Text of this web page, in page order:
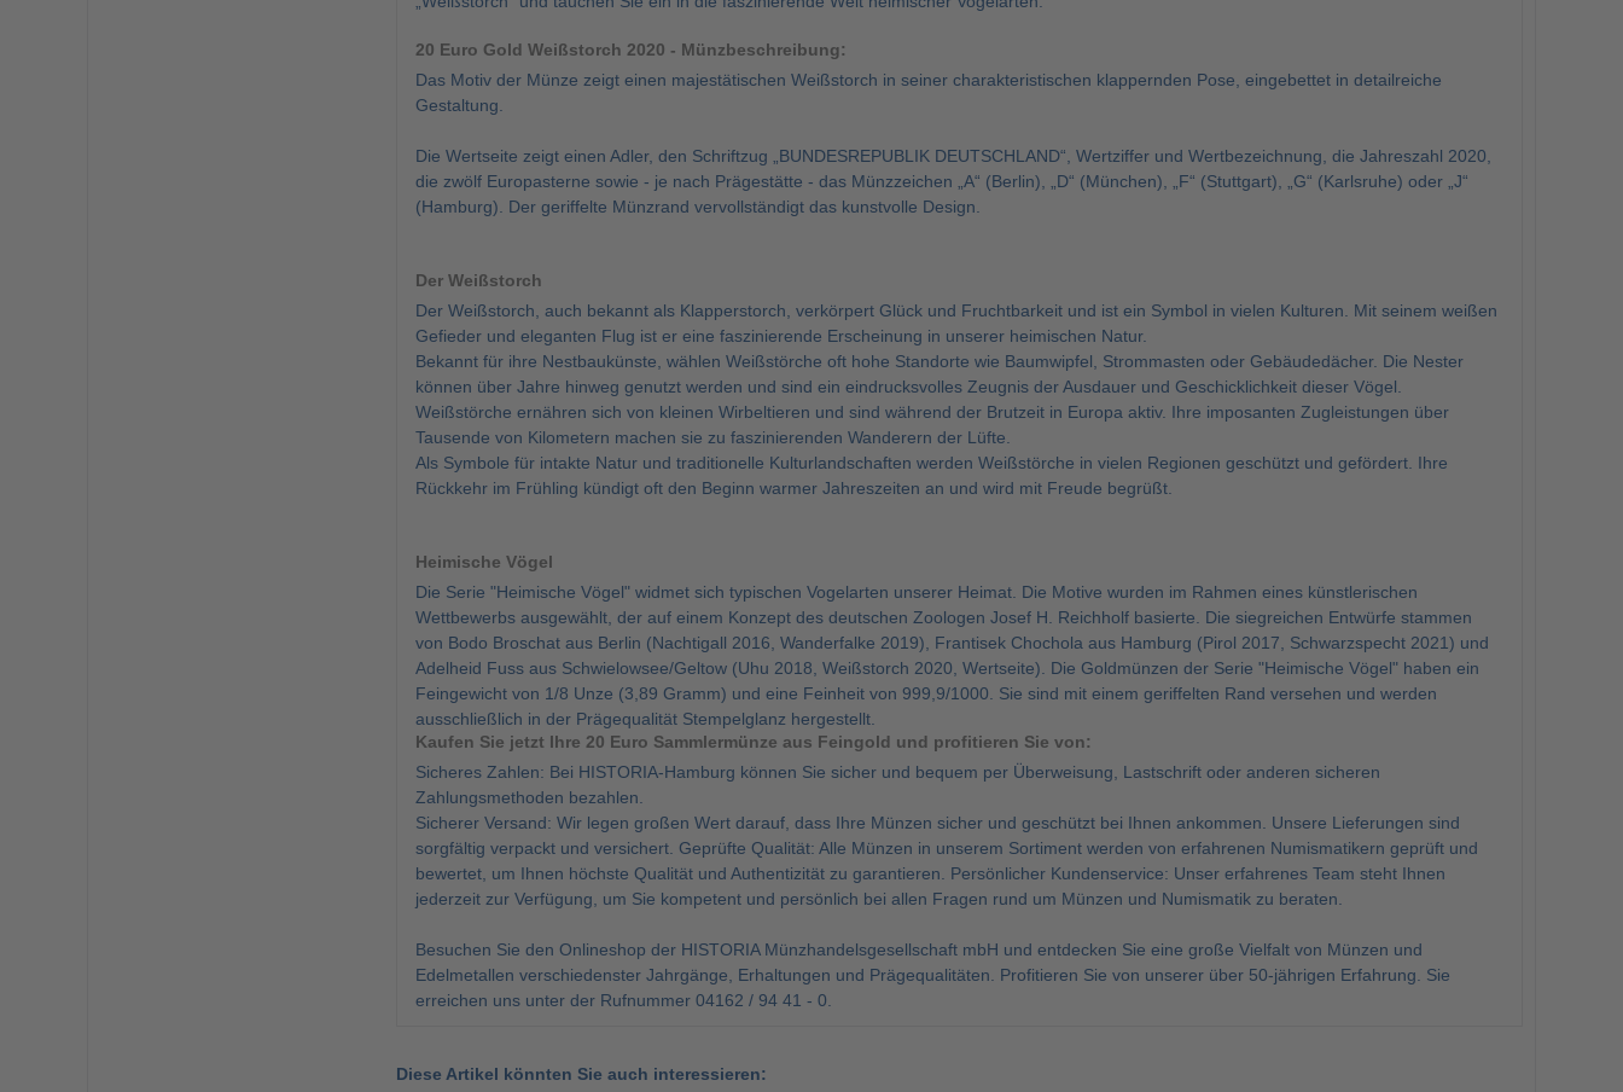
20 Euro Gold Weißstorch 2020 - Münzbeschreibung:
Das Motiv der Münze zeigt einen majestätischen Weißstorch in seiner charakteristischen klappernden Pose, eingebettet in detailreiche
Gestaltung.
Die Wertseite zeigt einen Adler, den Schriftzug „BUNDESREPUBLIK DEUTSCHLAND“, Wertziffer und Wertbezeichnung, die Jahreszahl 2020,
die zwölf Europasterne sowie - je nach Prägestätte - das Münzzeichen „A“ (Berlin), „D“ (München), „F“ (Stuttgart), „G“ (Karlsruhe) oder „J“
(Hamburg). Der geriffelte Münzrand vervollständigt das kunstvolle Design.
Der Weißstorch
Der Weißstorch, auch bekannt als Klapperstorch, verkörpert Glück und Fruchtbarkeit und ist ein Symbol in vielen Kulturen. Mit seinem weißen
Gefieder und eleganten Flug ist er eine faszinierende Erscheinung in unserer heimischen Natur.
Bekannt für ihre Nestbaukünste, wählen Weißstörche oft hohe Standorte wie Baumwipfel, Strommasten oder Gebäudedächer. Die Nester
können über Jahre hinweg genutzt werden und sind ein eindrucksvolles Zeugnis der Ausdauer und Geschicklichkeit dieser Vögel.
Weißstörche ernähren sich von kleinen Wirbeltieren und sind während der Brutzeit in Europa aktiv. Ihre imposanten Zugleistungen über
Tausende von Kilometern machen sie zu faszinierenden Wanderern der Lüfte.
Als Symbole für intakte Natur und traditionelle Kulturlandschaften werden Weißstörche in vielen Regionen geschützt und gefördert. Ihre
Rückkehr im Frühling kündigt oft den Beginn warmer Jahreszeiten an und wird mit Freude begrüßt.
Heimische Vögel
Die Serie "Heimische Vögel" widmet sich typischen Vogelarten unserer Heimat. Die Motive wurden im Rahmen eines künstlerischen
Wettbewerbs ausgewählt, der auf einem Konzept des deutschen Zoologen Josef H. Reichholf basierte. Die siegreichen Entwürfe stammen
von Bodo Broschat aus Berlin (Nachtigall 2016, Wanderfalke 2019), Frantisek Chochola aus Hamburg (Pirol 2017, Schwarzspecht 2021) und
Adelheid Fuss aus Schwielowsee/Geltow (Uhu 2018, Weißstorch 2020, Wertseite). Die Goldmünzen der Serie "Heimische Vögel" haben ein
Feingewicht von 1/8 Unze (3,89 Gramm) und eine Feinheit von 999,9/1000. Sie sind mit einem geriffelten Rand versehen und werden
ausschließlich in der Prägequalität Stempelglanz hergestellt.
Kaufen Sie jetzt Ihre 20 Euro Sammlermünze aus Feingold und profitieren Sie von:
Sicheres Zahlen: Bei HISTORIA-Hamburg können Sie sicher und bequem per Überweisung, Lastschrift oder anderen sicheren
Zahlungsmethoden bezahlen.
Sicherer Versand: Wir legen großen Wert darauf, dass Ihre Münzen sicher und geschützt bei Ihnen ankommen. Unsere Lieferungen sind
sorgfältig verpackt und versichert. Geprüfte Qualität: Alle Münzen in unserem Sortiment werden von erfahrenen Numismatikern geprüft und
bewertet, um Ihnen höchste Qualität und Authentizität zu garantieren. Persönlicher Kundenservice: Unser erfahrenes Team steht Ihnen
jederzeit zur Verfügung, um Sie kompetent und persönlich bei allen Fragen rund um Münzen und Numismatik zu beraten.
Besuchen Sie den Onlineshop der HISTORIA Münzhandelsgesellschaft mbH und entdecken Sie eine große Vielfalt von Münzen und
Edelmetallen verschiedenster Jahrgänge, Erhaltungen und Prägequalitäten. Profitieren Sie von unserer über 50-jährigen Erfahrung. Sie
erreichen uns unter der Rufnummer 04162 / 94 41 - 0.
Diese Artikel könnten Sie auch interessieren: